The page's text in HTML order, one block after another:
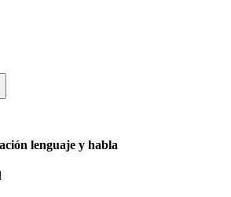
lenguaje y habla